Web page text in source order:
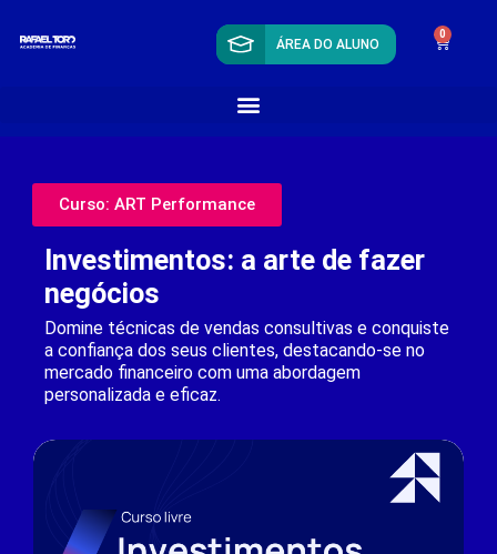
ÁREA DO ALUNO
0
Curso: ART Performance
Investimentos: a arte de fazer
negócios
Domine técnicas de vendas consultivas e conquiste
a confiança dos seus clientes, destacando-se no
mercado financeiro com uma abordagem
personalizada e eficaz.